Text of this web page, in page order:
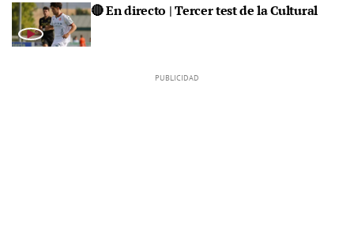
🔴 En directo | Tercer test de la Cultural